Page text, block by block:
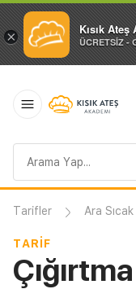
× Kısık Ateş
ÜCRETSİZ -
sorgusu
Tarifler Ara
TARIF